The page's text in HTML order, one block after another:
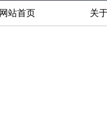
网站首页 关